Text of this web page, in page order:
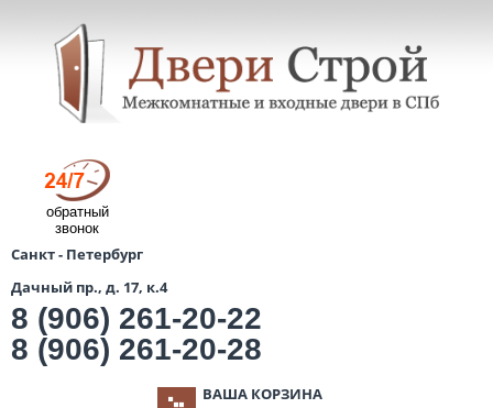
обратный
звонок
Санкт - Петербург
Дачный пр., д. 17, к.4
8 (906) 261-20-22
8 (906) 261-20-28
ВАША КОРЗИНА